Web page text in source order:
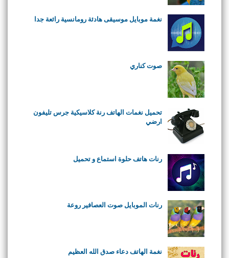
نغمة موبايل موسيقى هادئة رومانسية رائعة جدا
صوت كناري
تحميل نغمات الهاتف رنة كلاسيكية جرس تليفون
ارضي
رنات هاتف حلوة استماع و تحميل
رنات الموبايل صوت العصافير روعة
نغمة الهاتف دعاء صدق الله العظيم